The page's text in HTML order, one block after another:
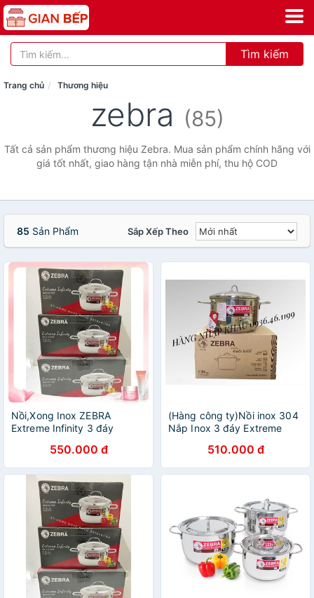
Tìm kiếm
Trang chủ Thương hiệu
zebra (85)
Tất cả sản phẩm thương hiệu Zebra. Mua sản phẩm chính hãng với
giá tốt nhất, giao hàng tận nhà miễn phí, thu hộ COD
85 Sản Phẩm Sắp Xếp Theo
Nồi,Xong Inox ZEBRA
Extreme Infinity 3 đáy
nắp kính THÁI LAN
550.000 đ
(Hàng công ty)Nồi inox 304
Nắp Inox 3 đáy Extreme
18cm,20cm,22cm,24cm
Thái Lan
510.000 đ